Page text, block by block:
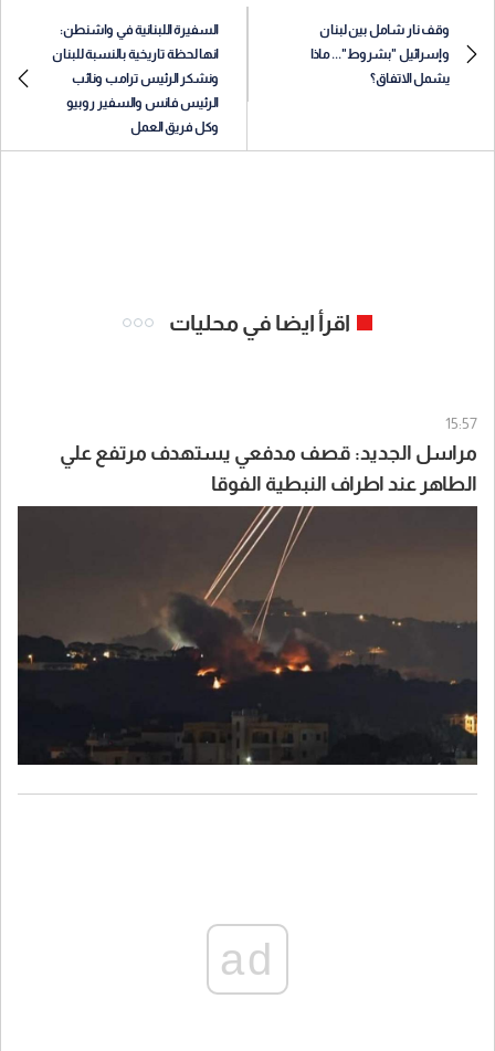
وقف نار شامل بين لبنان
وإسرائيل "بشروط"... ماذا
يشمل الاتفاق؟
السفيرة اللبنانية في واشنطن:
انها لحظة تاريخية بالنسبة للبنان
ونشكر الرئيس ترامب ونائب
الرئيس فانس والسفير روبيو
وكل فريق العمل
اقرأ ايضا في محليات
15:57
مراسل الجديد: قصف مدفعي يستهدف مرتفع علي
الطاهر عند اطراف النبطية الفوقا
ad